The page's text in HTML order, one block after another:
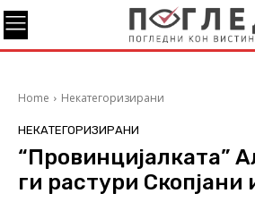
Home Некатегоризирани
НЕКАТЕГОРИЗИРАНИ
“Провинцијалката”
ги растури Скопјани